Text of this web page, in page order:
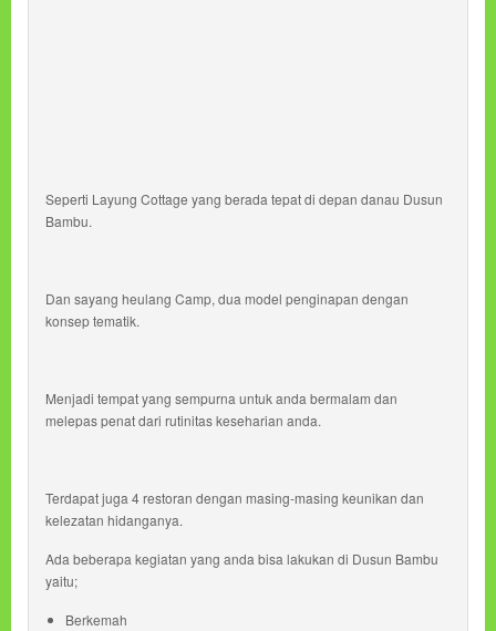
Seperti Layung Cottage yang berada tepat di depan danau Dusun
Bambu.
Dan sayang heulang Camp, dua model penginapan dengan
konsep tematik.
Menjadi tempat yang sempurna untuk anda bermalam dan
melepas penat dari rutinitas keseharian anda.
Terdapat juga 4 restoran dengan masing-masing keunikan dan
kelezatan hidanganya.
Ada beberapa kegiatan yang anda bisa lakukan di Dusun Bambu
yaitu;
Berkemah